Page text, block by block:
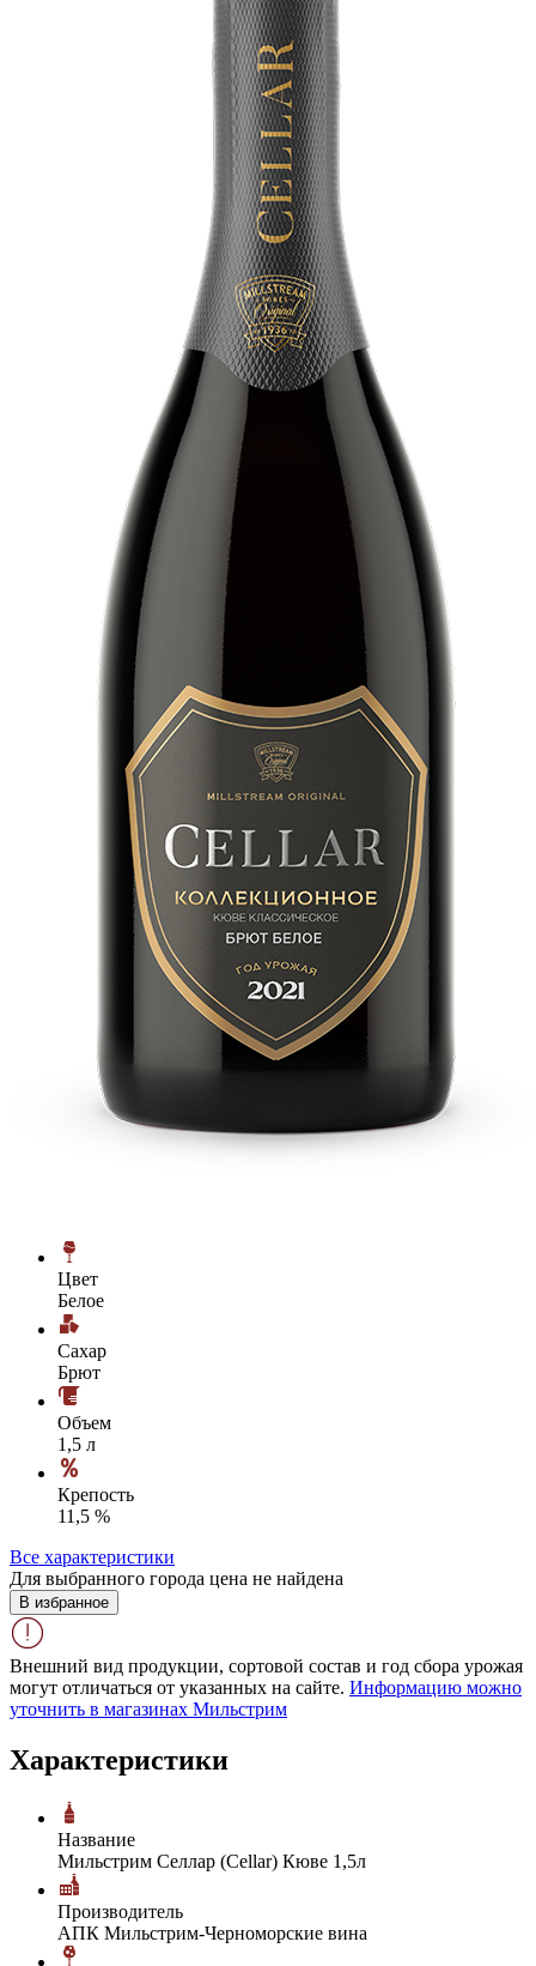
Цвет
Белое
Сахар
Брют
Объем
1,5 л
Крепость
11,5 %
Все характеристики
Для выбранного города цена не найдена
В избранное
Внешний вид продукции, сортовой состав и год сбора урожая
могут отличаться от указанных на сайте. Информацию можно
уточнить в магазинах Мильстрим
Характеристики
Название
Мильстрим Селлар (Cellar) Кюве 1,5л
Производитель
АПК Мильстрим-Черноморские вина